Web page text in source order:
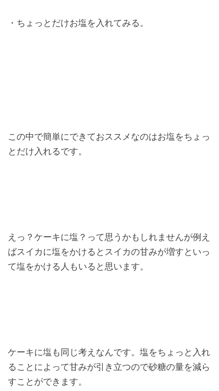
・ちょっとだけお塩を入れてみる。
この中で簡単にできておススメなのはお塩をちょっ
とだけ入れるです。
えっ？ケーキに塩？って思うかもしれませんが例え
ばスイカに塩をかけるとスイカの甘みが増すといっ
て塩をかける人もいると思います。
ケーキに塩も同じ考えなんです。塩をちょっと入れ
ることによって甘みが引き立つので砂糖の量を減ら
すことができます。